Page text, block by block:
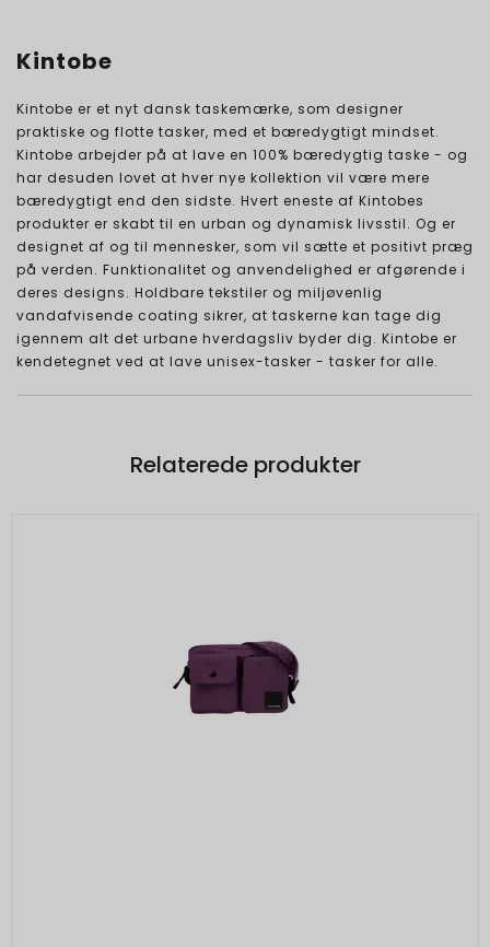
Kintobe
Kintobe er et nyt dansk taskemærke, som designer
praktiske og flotte tasker, med et bæredygtigt mindset.
Kintobe arbejder på at lave en 100% bæredygtig taske - og
har desuden lovet at hver nye kollektion vil være mere
bæredygtigt end den sidste. Hvert eneste af Kintobes
produkter er skabt til en urban og dynamisk livsstil. Og er
designet af og til mennesker, som vil sætte et positivt præg
på verden. Funktionalitet og anvendelighed er afgørende i
deres designs. Holdbare tekstiler og miljøvenlig
vandafvisende coating sikrer, at taskerne kan tage dig
igennem alt det urbane hverdagsliv byder dig. Kintobe er
kendetegnet ved at lave unisex-tasker - tasker for alle.
Relaterede produkter